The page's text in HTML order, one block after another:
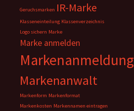
Geruchsmarken IR-Marke
Klasseneinteilung Klassenverzeichnis
Logo sichern Marke
Marke anmelden
Markenanmeldung
Markenanwalt
Markenform Markenformat
Markenkosten Markennamen eintragen